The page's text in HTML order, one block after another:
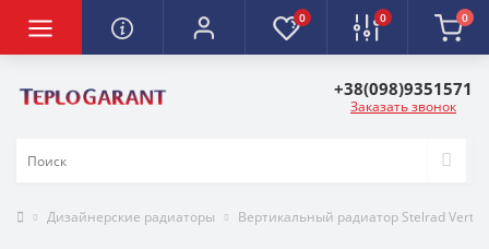
0 0 0
+38(098)9351571
Заказать звонок
Дизайнерские радиаторы Вертикальный радиатор Stelrad